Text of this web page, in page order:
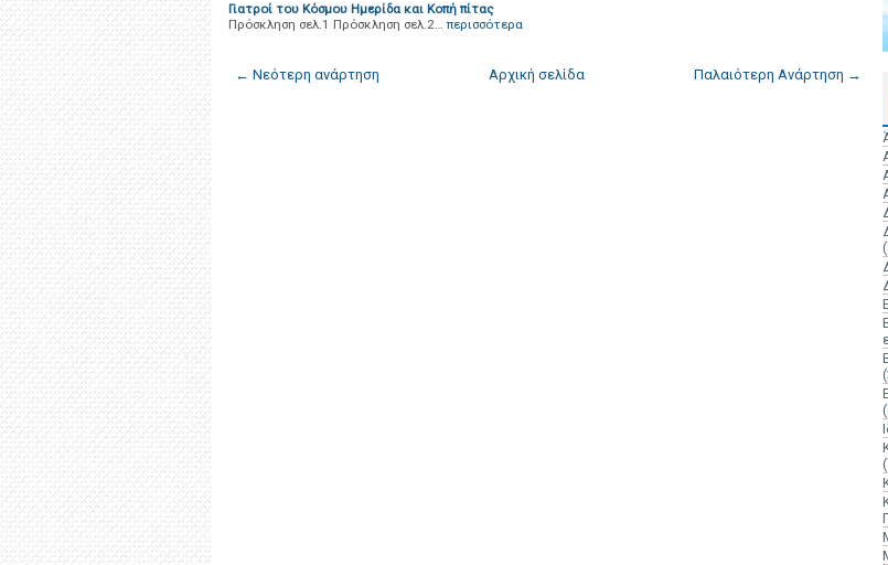
Γιατροί του Κόσμου Ημερίδα και Κοπή πίτας
Πρόσκληση σελ.1 Πρόσκληση σελ.2… περισσότερα
← Νεότερη ανάρτηση Παλαιότερη Ανάρτηση →
Αρχική σελίδα